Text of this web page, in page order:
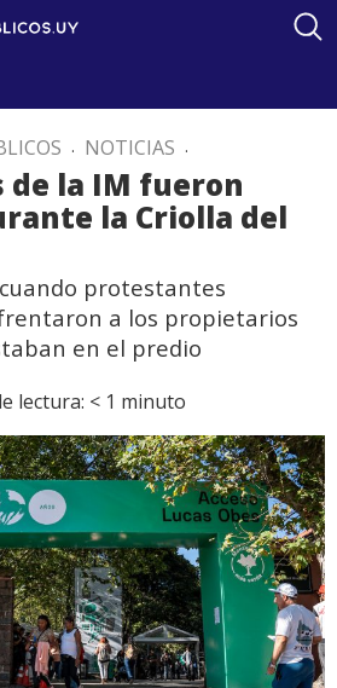
. NOTICIAS .
de la IM fueron
la Criolla del
protestantes
a los propietarios
en el predio
lectura: < 1 minuto